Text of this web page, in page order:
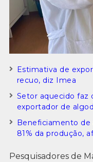
Estimativa de
recuo, diz Imea
Setor aquecido faz
exportador de
Beneficiamento de
81% da produção,
Pesquisadores de